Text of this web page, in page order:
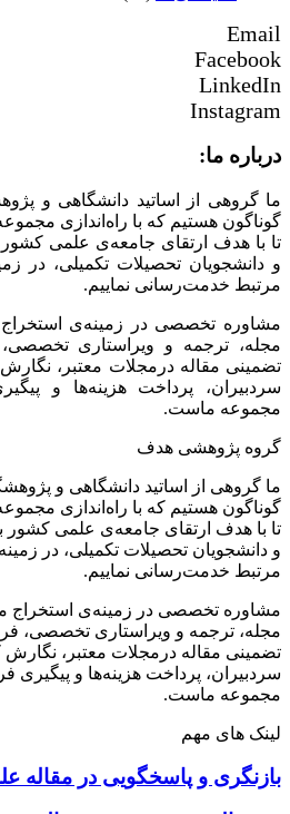
Email
Facebook
LinkedIn
Instagram
درباره ما:
ما گروهی از اساتید دانشگاهی و
گوناگون هستیم که با راه‌اندازی
تا با هدف ارتقای جامعه‌ی علمی کشور
و دانشجویان تحصیلات تکمیلی، در
مرتبط خدمت‌رسانی نماییم.
مشاوره تخصصی در زمینه‌ی استخراج
مجله، ترجمه و ویراستاری
تضمینی مقاله درمجلات معتبر، نگارش
سردبیران، پرداخت هزینه‌ها و
مجموعه ماست.
گروه پژوهشی هدف
ما گروهی از اساتید دانشگاهی و
گوناگون هستیم که با راه‌اندازی
تا با هدف ارتقای جامعه‌ی علمی کشور
و دانشجویان تحصیلات تکمیلی، در
مرتبط خدمت‌رسانی نماییم.
مشاوره تخصصی در زمینه‌ی استخراج
مجله، ترجمه و ویراستاری تخصصی،
تضمینی مقاله درمجلات معتبر، نگارش
سردبیران، پرداخت هزینه‌ها و پیگیری
مجموعه ماست.
لینک های مهم
بازنگری و پاسخگویی در مقاله